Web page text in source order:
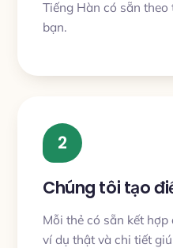
Tiếng Hàn có sẵn
bạn.
2
Chúng tôi tạo
Mỗi thẻ có sẵn kết
ví dụ thật và chi tiết